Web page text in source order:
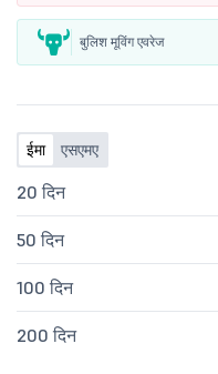
बुलिश मूविंग एवरेज
ईमा एसएमए
20 दिन
50 दिन
100 दिन
200 दिन